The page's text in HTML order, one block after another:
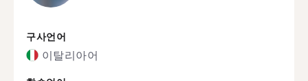
구사언어
이탈리아어